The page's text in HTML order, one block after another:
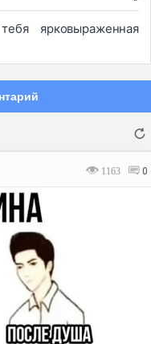
ярковыраженная
Отмена
1163 0